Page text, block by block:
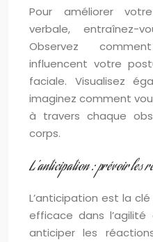
Pour améliorer
verbale, entraînez-
Observez
influencent votre
faciale. Visualisez
imaginez comment
à travers chaque
corps.
L’anticipation : prévoir les
L’anticipation est la
efficace dans l’agilité
anticiper les